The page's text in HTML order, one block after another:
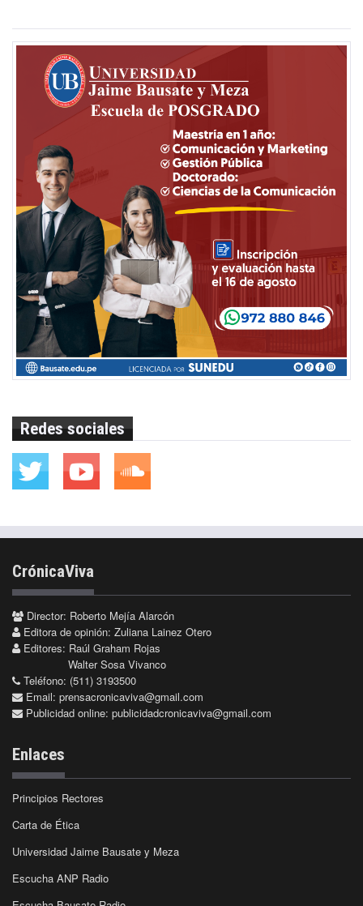
Redes sociales
CrónicaViva
Director: Roberto Mejía Alarcón
Editora de opinión: Zuliana Lainez Otero
Editores: Raúl Graham Rojas
Walter Sosa Vivanco
Teléfono: (511) 3193500
Email: prensacronicaviva@gmail.com
Publicidad online: publicidadcronicaviva@gmail.com
Enlaces
Principios Rectores
Carta de Ética
Universidad Jaime Bausate y Meza
Escucha ANP Radio